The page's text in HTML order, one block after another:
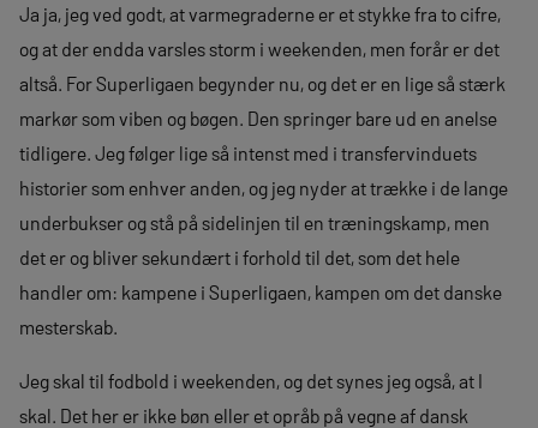
Ja ja, jeg ved godt, at varmegraderne er et stykke fra to cifre,
og at der endda varsles storm i weekenden, men forår er det
altså. For Superligaen begynder nu, og det er en lige så stærk
markør som viben og bøgen. Den springer bare ud en anelse
tidligere. Jeg følger lige så intenst med i transfervinduets
historier som enhver anden, og jeg nyder at trække i de lange
underbukser og stå på sidelinjen til en træningskamp, men
det er og bliver sekundært i forhold til det, som det hele
handler om: kampene i Superligaen, kampen om det danske
mesterskab.
Jeg skal til fodbold i weekenden, og det synes jeg også, at I
skal. Det her er ikke bøn eller et opråb på vegne af dansk